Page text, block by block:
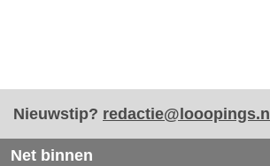
Nieuwstip? redactie@looopings.nl
Net binnen